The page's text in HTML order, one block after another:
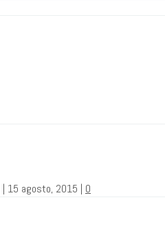
| 15 agosto, 2015 | 0